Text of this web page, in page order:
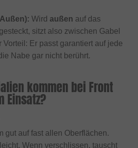
Wird außen auf das
sitzt also zwischen Gabel
Vorteil: Er passt garantiert auf jede
Nabe gar nicht berührt.
kommen bei Front
Einsatz?
gut auf fast allen Oberflächen.
Wenn verschlissen, tauscht